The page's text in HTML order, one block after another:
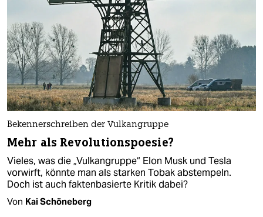
Bekennerschreiben der Vulkangruppe
Mehr als Revolutionspoesie?
Vieles, was die „Vulkangruppe“ Elon Musk und Tesla
vorwirft, könnte man als starken Tobak abstempeln.
Doch ist auch faktenbasierte Kritik dabei?
Von Kai Schöneberg